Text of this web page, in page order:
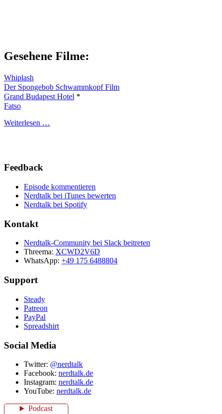
Gesehene Filme:
Whiplash
Der Spongebob Schwammkopf Film
Grand Budapest Hotel *
Fatso
Weiterlesen …
Feedback
Episode kommentieren
Nerdtalk bei iTunes bewerten
Nerdtalk bei Spotify
Kontakt
Nerdtalk-Community bei Slack beitreten
Threema: XCWD2V6D
WhatsApp: +49 175 6488804
Support
Steady
Patreon
PayPal
Spreadshirt
Social Media
Twitter: @nerdtalk
Facebook: nerdtalk.de
Instagram: nerdtalk.de
YouTube: nerdtalk.de
Podcast